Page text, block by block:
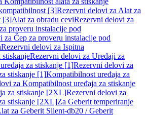
[3]Rezervni delovi za Alat za
[3]Alat za obradu ceviRezervni delovi za
proveru instalacije pod
za Čep za proveru instalacije pod
Rezervni delovi za Ispitna
stiskanjeRezervni delovi za Uređaji za
za stiskanje [1]Rezervni delovi za
stiskanje [1]Kompatibilnost uređaja za
za Kompatibilnost uređaja za stiskanje
za stiskanje [2XL]Rezervni delovi za
stiskanje [2XL]Za Geberit temperiranje
za Geberit Silent-db20 / Geberit